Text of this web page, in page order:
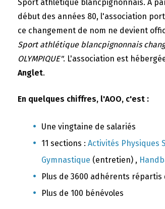
Sport athlétique blancpignonnais. A
début des années 80, l'association
ce changement de nom ne devient
Sport athlétique blancpignonnais
OLYMPIQUE". L'association est
Anglet.
En quelques chiffres, l'AOO, c'est :
Une vingtaine de salariés
11 sections : Activités Physiques
Gymnastique (entretien) ,
Plus de 3600 adhérents répartis
Plus de 100 bénévoles